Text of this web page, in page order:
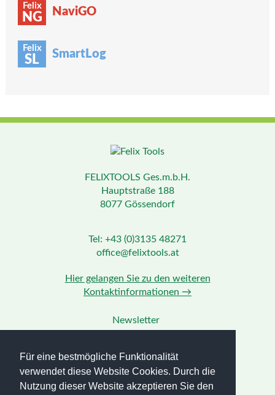
Für eine bestmögliche Funktionalität
verwendet diese Website Cookies. Durch die
Nutzung dieser Website akzeptieren Sie den
Felix
NG NaviGO
Felix
SL SmartLog
FELIXTOOLS Ges.m.b.H.
Hauptstraße 188
8077 Gössendorf
Tel: +43 (0)3135 48271
office@felixtools.at
Hier gelangen Sie zu den weiteren
Kontaktinformationen →
Newsletter
Datenschutz
AGB